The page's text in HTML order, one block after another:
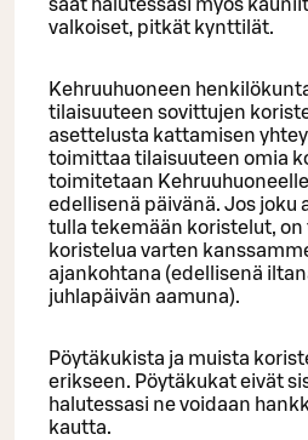
saat halutessasi myös
valkoiset, pitkät kynttilät.
Kehruuhuoneen
tilaisuuteen sovittujen
asettelusta kattamisen
toimittaa tilaisuuteen omia
toimitetaan
edellisenä päivänä. Jos joku
tulla tekemään koristelut, on
koristelua varten
ajankohtana (edellisenä
juhlapäivän aamuna).
Pöytäkukista ja muista
erikseen. Pöytäkukat eivät
halutessasi ne voidaan
kautta.